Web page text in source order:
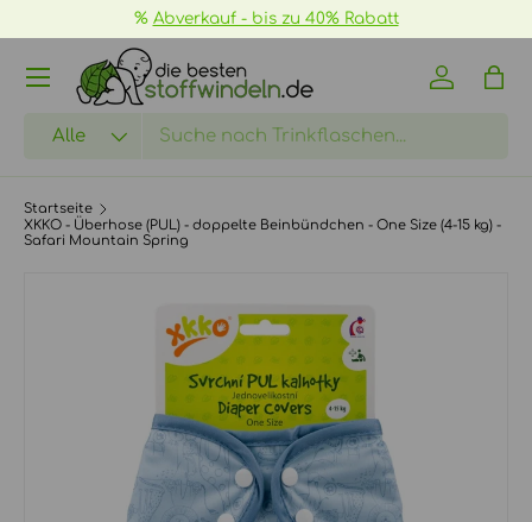
DIREKT ZUM INHALT
% Abverkauf - bis zu 40% Rabatt
Suchen
Alle
Einloggen
Startseite
XKKO - Überhose (PUL) - doppelte Beinbündchen - One Size (4-15 kg) -
Safari Mountain Spring
ZU PRODUKTINFORMATIONEN SPRINGEN